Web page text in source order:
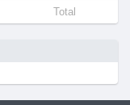
Total